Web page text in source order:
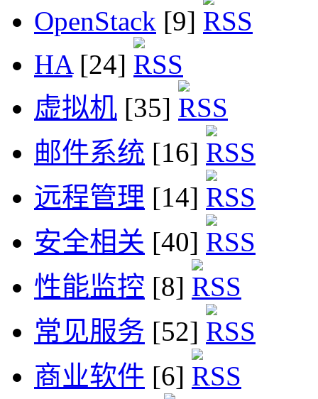
OpenStack [9]
HA[24]
虚拟机 [35]
邮件系统 [16]
远程管理 [14]
安全相关 [40]
性能监控 [8]
常见服务 [52]
商业软件 [6]